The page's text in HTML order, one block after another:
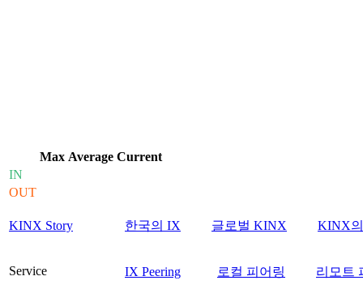
Max Average Current
IN
OUT
KINX Story 한국의 IX 글로벌 KINX KINX
Service IX Peering 로컬 피어링 리모트